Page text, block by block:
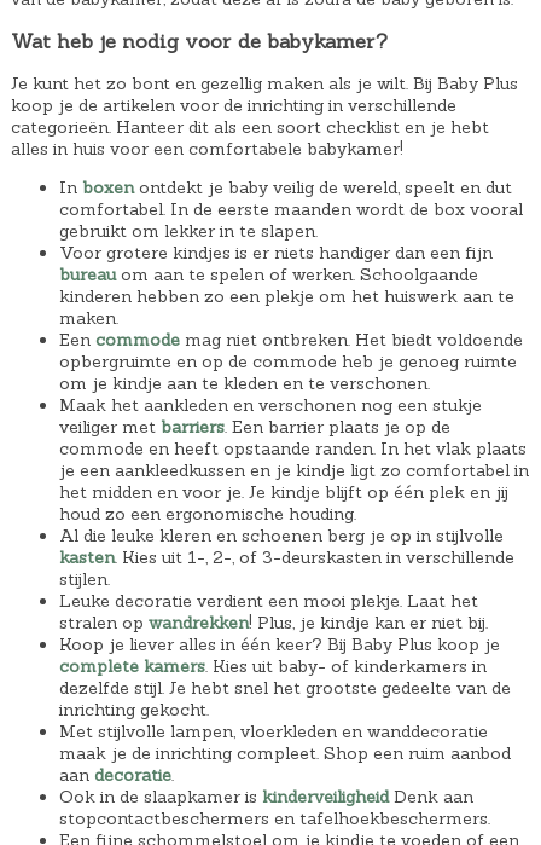
Wat heb je nodig voor de babykamer?
Je kunt het zo bont en gezellig maken als je wilt. Bij Baby Plus
koop je de artikelen voor de inrichting in verschillende
categorieën. Hanteer dit als een soort checklist en je hebt
alles in huis voor een comfortabele babykamer!
In boxenontdekt je baby veilig de wereld, speelt en dut
comfortabel. In de eerste maanden wordt de box vooral
gebruikt om lekker in te slapen.
Voor grotere kindjes is er niets handiger dan een fijn
bureauom aan te spelen of werken. Schoolgaande
kinderen hebben zo een plekje om het huiswerk aan te
maken.
Een commodemag niet ontbreken. Het biedt voldoende
opbergruimte en op de commode heb je genoeg ruimte
om je kindje aan te kleden en te verschonen.
Maak het aankleden en verschonen nog een stukje
veiliger met barriers. Een barrier plaats je op de
commode en heeft opstaande randen. In het vlak plaats
je een aankleedkussen en je kindje ligt zo comfortabel in
het midden en voor je. Je kindje blijft op één plek en jij
houd zo een ergonomische houding.
Al die leuke kleren en schoenen berg je op in stijlvolle
kasten. Kies uit 1-, 2-, of 3-deurskasten in verschillende
stijlen.
Leuke decoratie verdient een mooi plekje. Laat het
stralen op wandrekken! Plus, je kindje kan er niet bij.
Koop je liever alles in één keer? Bij Baby Plus koop je
complete kamers. Kies uit baby- of kinderkamers in
dezelfde stijl. Je hebt snel het grootste gedeelte van de
inrichting gekocht.
Met stijlvolle lampen, vloerkleden en wanddecoratie
maak je de inrichting compleet. Shop een ruim aanbod
aan decoratie.
Ook in de slaapkamer is kinderveiligheidDenk aan
stopcontactbeschermers en tafelhoekbeschermers.